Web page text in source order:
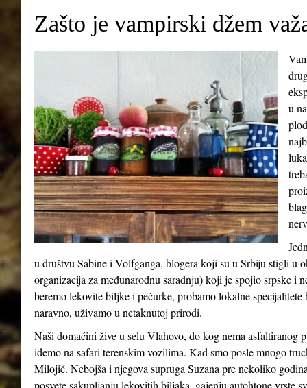
Zašto je vampirski džem
u
u društvu Sabine i Volfganga, blogera koji su u Srbiju stigli u
organizacija za međunarodnu saradnju) koji je spojio srpske i
beremo lekovite biljke i pečurke, probamo lokalne
naravno, uživamo u netaknutoj prirodi.
Naši domaćini žive u selu Vlahovo, do kog nema asfaltiranog
idemo na safari terenskim vozilima. Kad smo posle mnogo
Milojić. Nebojša i njegova supruga Suzana pre nekoliko
posvete sakupljanju lekovitih biljaka, gajenju autohtone vrste